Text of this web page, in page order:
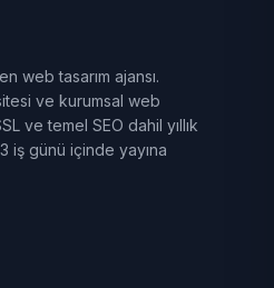
web tasarım ajansı.
ve kurumsal web
ve temel SEO dahil yıllık
iş günü içinde yayına